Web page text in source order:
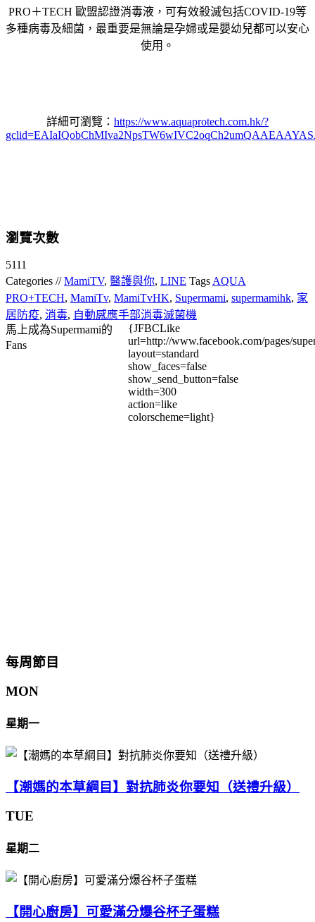
PRO＋TECH 歐盟認證消毒液，可有效殺滅包括COVID-19等
多種病毒及細菌，最重要是無論是孕婦或是嬰幼兒都可以安心
使用。
詳細可瀏覽： https://www.aquaprotech.com.hk/?
瀏覽次數
5111
Categories //MamiTV, 醫護與你, LINE Tags AQUA
PRO+TECH, MamiTv, MamiTvHK, Supermami, supermamihk, 家
居防疫, 消毒, 自動感應手部消毒滅菌機
馬上成為Supermami的
Fans
{JFBCLike
url=http://www.facebook.com/pages/
layout=standard
show_faces=false
show_send_button=false
width=300
action=like
colorscheme=light}
每周節目
MON
星期一
【潮媽的本草綱目】對抗肺炎你要知（送禮升級）
TUE
星期二
【開心廚房】可愛滿分爆谷杯子蛋糕